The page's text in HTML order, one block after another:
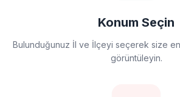
Konum Seçin
Bulunduğunuz İl ve İlçeyi seçerek size en
görüntüleyin.